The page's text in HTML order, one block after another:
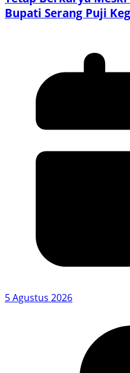
Bupati Serang Puji
5 Agustus 2026